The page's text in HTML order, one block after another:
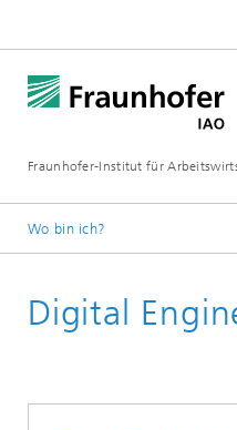
Fraunhofer-Institut für
Wo bin ich?
Labors/Ausstattung
Digital